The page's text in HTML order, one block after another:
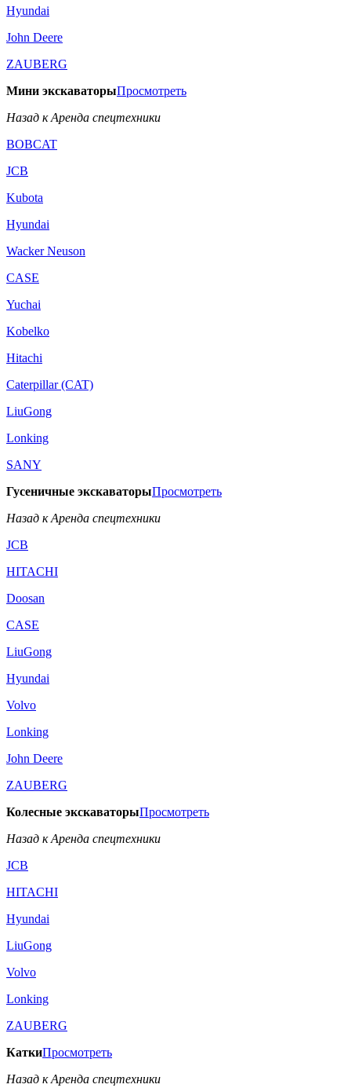
Hyundai
John Deere
ZAUBERG
Мини экскаваторыПросмотреть
Назад к Аренда спецтехники
BOBCAT
JCB
Kubota
Hyundai
Wacker Neuson
CASE
Yuchai
Kobelko
Hitachi
Caterpillar (CAT)
LiuGong
Lonking
SANY
Гусеничные экскаваторыПросмотреть
Назад к Аренда спецтехники
JCB
HITACHI
Doosan
CASE
LiuGong
Hyundai
Volvo
Lonking
John Deere
ZAUBERG
Колесные экскаваторыПросмотреть
Назад к Аренда спецтехники
JCB
HITACHI
Hyundai
LiuGong
Volvo
Lonking
ZAUBERG
КаткиПросмотреть
Назад к Аренда спецтехники